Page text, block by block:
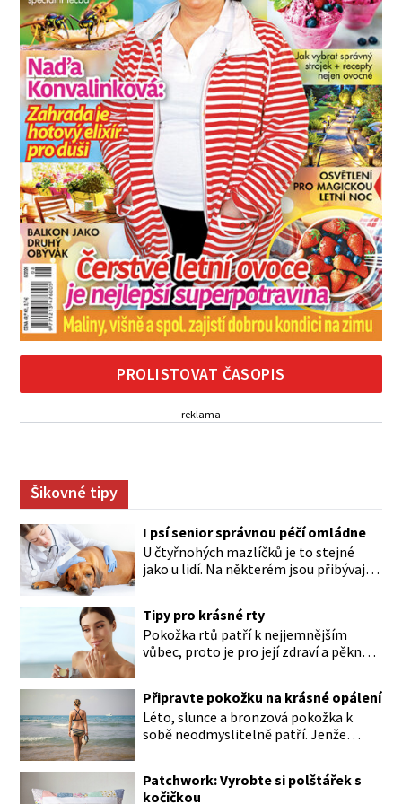
PROLISTOVAT ČASOPIS
reklama
Šikovné tipy
I psí senior správnou péčí omládne
U čtyřnohých mazlíčků je to stejné
jako u lidí. Na některém jsou přibývající
Přesto byste si měli staršího psa více
všímat, aby vám neunikly důležité
signály, že něco není v pořádku. Včasná
život. Hůře tráví U starších […]
Tipy pro krásné rty
Pokožka rtů patří k nejjemnějším
vůbec, proto je pro její zdraví a pěkný
ale také mnohem tenčí povrchovou
vrstvou než ostatní pleť a pokožka.
Nezvláčňují je žádné mazové žlázy,
a náchylné k vysychání a praskání.
Balzám na […]
Připravte pokožku na krásné opálení
Léto, slunce a bronzová pokožka k
sobě neodmyslitelně patří. Jenže
se kůže. Spálená pokožka není
Patchwork: Vyrobte si polštářek s
kočičkou